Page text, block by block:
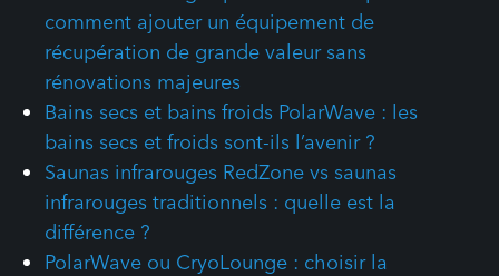
comment ajouter un équipement de
récupération de grande valeur sans
rénovations majeures
Bains secs et bains froids PolarWave : les
bains secs et froids sont-ils l’avenir ?
Saunas infrarouges RedZone vs saunas
infrarouges traditionnels : quelle est la
différence ?
PolarWave ou CryoLounge : choisir la